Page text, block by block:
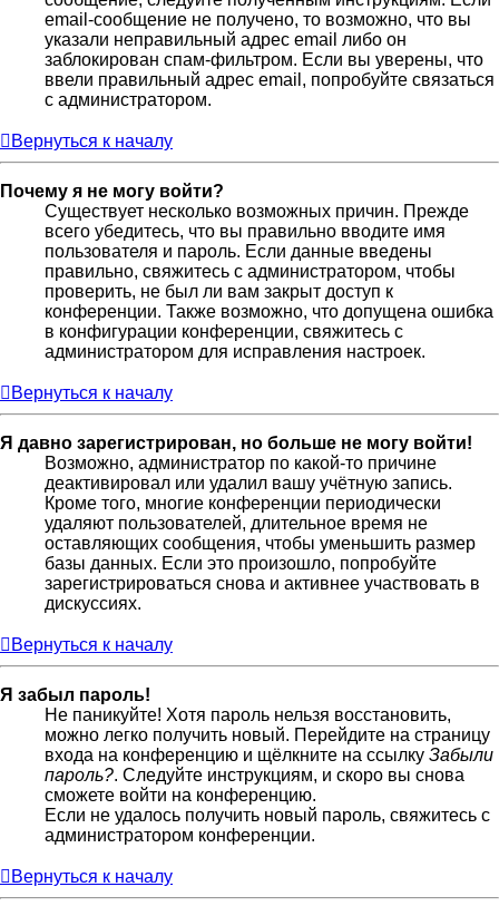
email-сообщение не получено, то возможно, что вы
указали неправильный адрес email либо он
заблокирован спам-фильтром. Если вы уверены, что
ввели правильный адрес email, попробуйте связаться
с администратором.
Вернуться к началу
Почему я не могу войти?
Существует несколько возможных причин. Прежде
всего убедитесь, что вы правильно вводите имя
пользователя и пароль. Если данные введены
правильно, свяжитесь с администратором, чтобы
проверить, не был ли вам закрыт доступ к
конференции. Также возможно, что допущена ошибка
в конфигурации конференции, свяжитесь с
администратором для исправления настроек.
Вернуться к началу
Я давно зарегистрирован, но больше не могу войти!
Возможно, администратор по какой-то причине
деактивировал или удалил вашу учётную запись.
Кроме того, многие конференции периодически
удаляют пользователей, длительное время не
оставляющих сообщения, чтобы уменьшить размер
базы данных. Если это произошло, попробуйте
зарегистрироваться снова и активнее участвовать в
дискуссиях.
Вернуться к началу
Я забыл пароль!
Не паникуйте! Хотя пароль нельзя восстановить,
можно легко получить новый. Перейдите на страницу
входа на конференцию и щёлкните на ссылку Забыли
пароль?. Следуйте инструкциям, и скоро вы снова
сможете войти на конференцию.
Если не удалось получить новый пароль, свяжитесь с
администратором конференции.
Вернуться к началу